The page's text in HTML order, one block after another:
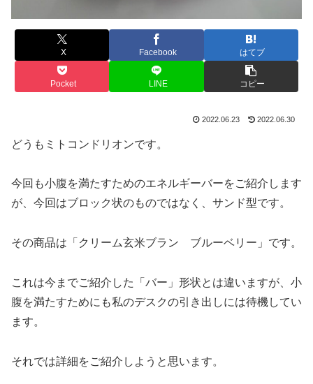
X Facebook はてブ
Pocket LINE コピー
2022.06.23 2022.06.30
どうもミトコンドリオンです。
今回も小腹を満たすためのエネルギーバーをご紹介します
が、今回はブロック状のものではなく、サンド型です。
その商品は「クリーム玄米ブラン ブルーベリー」です。
これは今までご紹介した「バー」形状とは違いますが、小
腹を満たすためにも私のデスクの引き出しには待機してい
ます。
それでは詳細をご紹介しようと思います。